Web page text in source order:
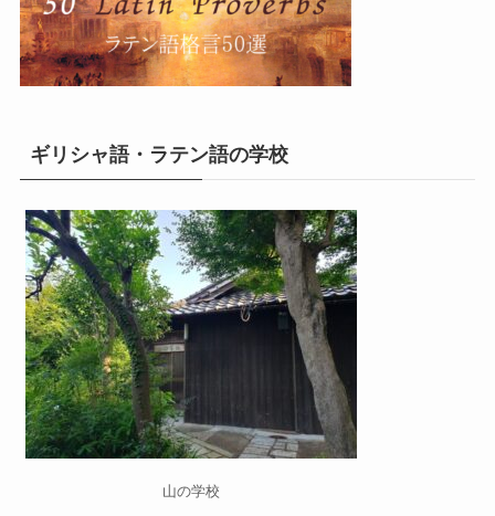
ギリシャ語・ラテン語の学校
山の学校